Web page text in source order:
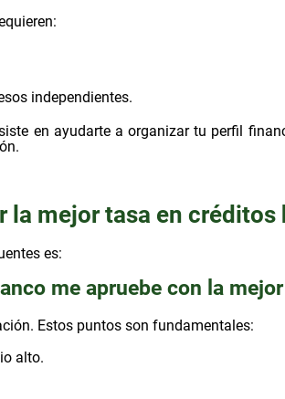
independientes.
en ayudarte a organizar tu perfil
la mejor tasa en
es:
me apruebe con la
Estos puntos son fundamentales:
alto.